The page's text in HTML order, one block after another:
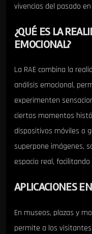
vivencias del pasado
¿QUÉ ES LA
EMOCIONAL?
La RAE combina la
análisis emocional,
experimenten
ciertos momentos
dispositivos móviles o
superpone imágenes,
espacio real,
APLICACIONES
En museos, plazas y
permite a los